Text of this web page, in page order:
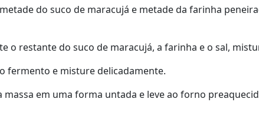
do suco de maracujá e metade da farinha
o restante do suco de maracujá, a farinha e o sal,
fermento e misture delicadamente.
massa em uma forma untada e leve ao forno